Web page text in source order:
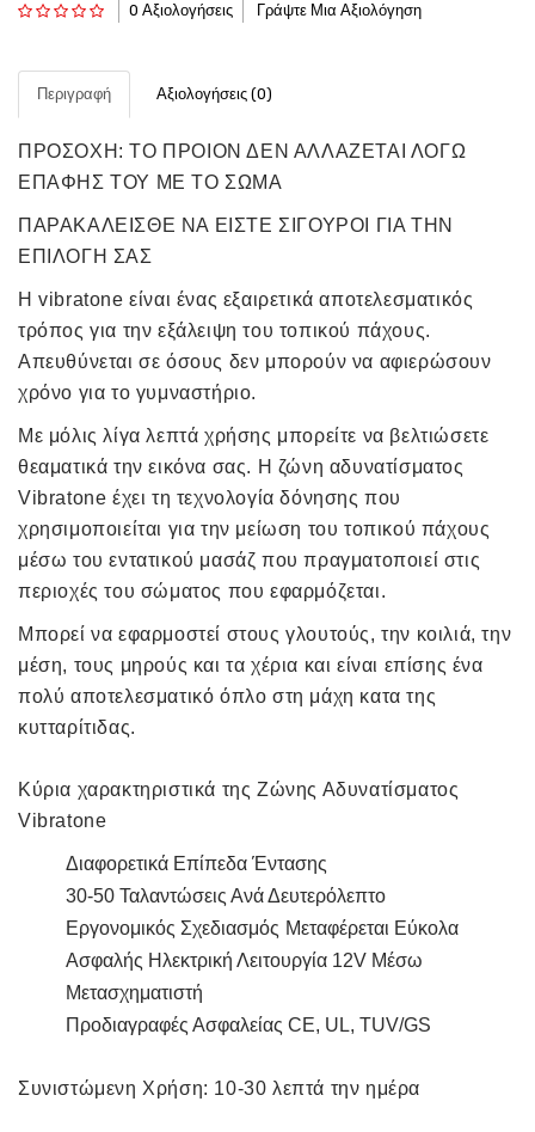
0 Αξιολογήσεις Γράψτε Μια Αξιολόγηση
Περιγραφή Αξιολογήσεις (0)
ΠΡΟΣΟΧΗ: ΤΟ ΠΡΟΙΟΝ ΔΕΝ ΑΛΛΑΖΕΤΑΙ ΛΟΓΩ
ΕΠΑΦΗΣ ΤΟΥ ΜΕ ΤΟ ΣΩΜΑ
ΠΑΡΑΚΑΛΕΙΣΘΕ ΝΑ ΕΙΣΤΕ ΣΙΓΟΥΡΟΙ ΓΙΑ ΤΗΝ
ΕΠΙΛΟΓΗ ΣΑΣ
Η vibratone είναι ένας εξαιρετικά αποτελεσματικός
τρόπος για την εξάλειψη του τοπικού πάχους.
Απευθύνεται σε όσους δεν μπορούν να αφιερώσουν
χρόνο για το γυμναστήριο.
Με μόλις λίγα λεπτά χρήσης μπορείτε να βελτιώσετε
θεαματικά την εικόνα σας. Η ζώνη αδυνατίσματος
Vibratone έχει τη τεχνολογία δόνησης που
χρησιμοποιείται για την μείωση του τοπικού πάχους
μέσω του εντατικού μασάζ που πραγματοποιεί στις
περιοχές του σώματος που εφαρμόζεται.
Μπορεί να εφαρμοστεί στους γλουτούς, την κοιλιά, την
μέση, τους μηρούς και τα χέρια και είναι επίσης ένα
πολύ αποτελεσματικό όπλο στη μάχη κατα της
κυτταρίτιδας.
Κύρια χαρακτηριστικά της Ζώνης Αδυνατίσματος
Vibratone
Διαφορετικά Επίπεδα Έντασης
30-50 Ταλαντώσεις Ανά Δευτερόλεπτο
Εργονομικός Σχεδιασμός Μεταφέρεται Εύκολα
Ασφαλής Ηλεκτρική Λειτουργία 12V Μέσω
Μετασχηματιστή
Προδιαγραφές Ασφαλείας CE, UL, TUV/GS
Συνιστώμενη Χρήση: 10-30 λεπτά την ημέρα